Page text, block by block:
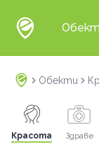
Обекти
Красота Здраве